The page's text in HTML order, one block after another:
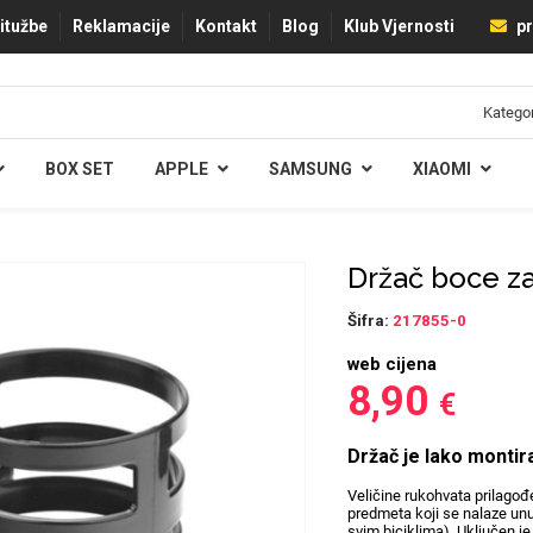
Reklamacije Kontakt Blog Klub Vjernosti
BOX SET APPLE SAMSUNG XIAOMI
Držač boce
Šifra: 217855-0
web cijena
8,90 €
Držač je lako
Veličine rukohvata
predmeta koji se nalaze